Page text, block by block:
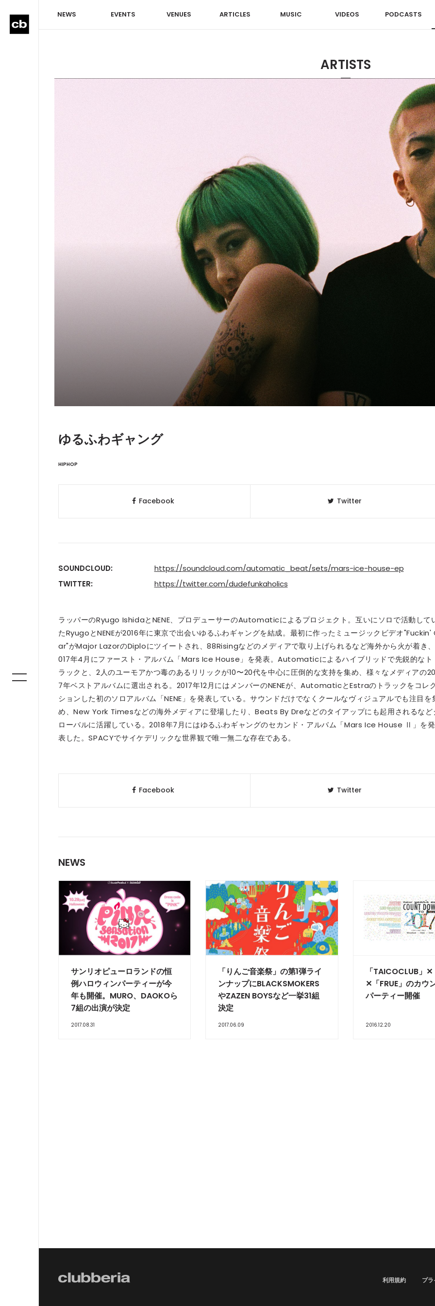
NEWS EVENTS VENUES ARTICLES MUSIC VIDEOS PODCASTS
ARTISTS
ゆるふわギャング
HIPHOP
Facebook Twitter
SOUNDCLOUD:
https://soundcloud.com/automatic_beat/sets/mars-ice-house-ep
TWITTER:
https://twitter.com/dudefunkaholics
ラッパーのRyugo IshidaとNENE、プロデューサーのAutomaticによるプロジェクト。互いにソロで活動して
たRyugoとNENEが2016年に東京で出会いゆるふわギャングを結成。最初に作ったミュージックビデオ"Fuckin'
ar"がMajor LazorのDiploにツイートされ、88Risingなどのメディアで取り上げられるなど海外から火が着き
017年4月にファースト・アルバム「Mars Ice House」を発表。Automaticによるハイブリッドで先鋭的なト
ラックと、2人のユーモアかつ毒のあるリリックが10〜20代を中心に圧倒的な支持を集め、様々なメディアの
7年ベストアルバムに選出される。2017年12月にはメンバーのNENEが、AutomaticとEstraのトラックをコレ
ションした初のソロアルバム「NENE」を発表している。サウンドだけでなくクールなヴィジュアルでも注目を
め、New York Timesなどの海外メディアに登場したり、Beats By Dreなどのタイアップにも起用されるなど
ローバルに活躍している。2018年7月にはゆるふわギャングのセカンド・アルバム「Mars Ice House Ⅱ」を発
表した。SPACYでサイケデリックな世界観で唯一無二な存在である。
Facebook Twitter
NEWS
サンリオピューロランドの恒
例ハロウィンパーティーが今
年も開催。MURO、DAOKOら
7組の出演が決定
2017.08.31
「りんご音楽祭」の第1弾ライ
ンナップにBLACKSMOKERS
やZAZEN BOYSなど一挙31組
決定
2017.06.09
「TAICOCLUB」✕
✕「FRUE」のカウ
パーティー開催
2016.12.20
利用規約 プ